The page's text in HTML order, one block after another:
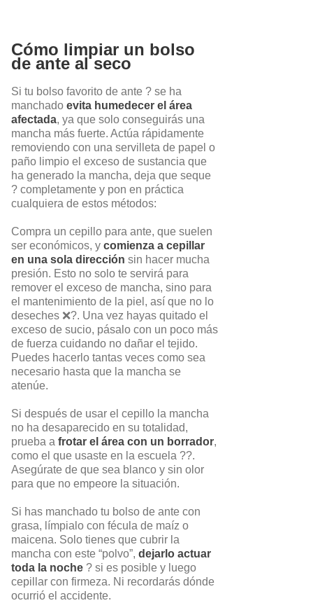
Cómo limpiar un bolso
de ante al seco
Si tu bolso favorito de ante ? se ha
manchado evita humedecer el área
afectada, ya que solo conseguirás una
mancha más fuerte. Actúa rápidamente
removiendo con una servilleta de papel o
paño limpio el exceso de sustancia que
ha generado la mancha, deja que seque
?️ completamente y pon en práctica
cualquiera de estos métodos:
Compra un cepillo para ante, que suelen
ser económicos, y comienza a cepillar
en una sola dirección sin hacer mucha
presión. Esto no solo te servirá para
remover el exceso de mancha, sino para
el mantenimiento de la piel, así que no lo
deseches ❌?️. Una vez hayas quitado el
exceso de sucio, pásalo con un poco más
de fuerza cuidando no dañar el tejido.
Puedes hacerlo tantas veces como sea
necesario hasta que la mancha se
atenúe.
Si después de usar el cepillo la mancha
no ha desaparecido en su totalidad,
prueba a frotar el área con un borrador,
como el que usaste en la escuela ??.
Asegúrate de que sea blanco y sin olor
para que no empeore la situación.
Si has manchado tu bolso de ante con
grasa, límpialo con fécula de maíz o
maicena. Solo tienes que cubrir la
mancha con este “polvo”, dejarlo actuar
toda la noche ? si es posible y luego
cepillar con firmeza. Ni recordarás dónde
ocurrió el accidente.